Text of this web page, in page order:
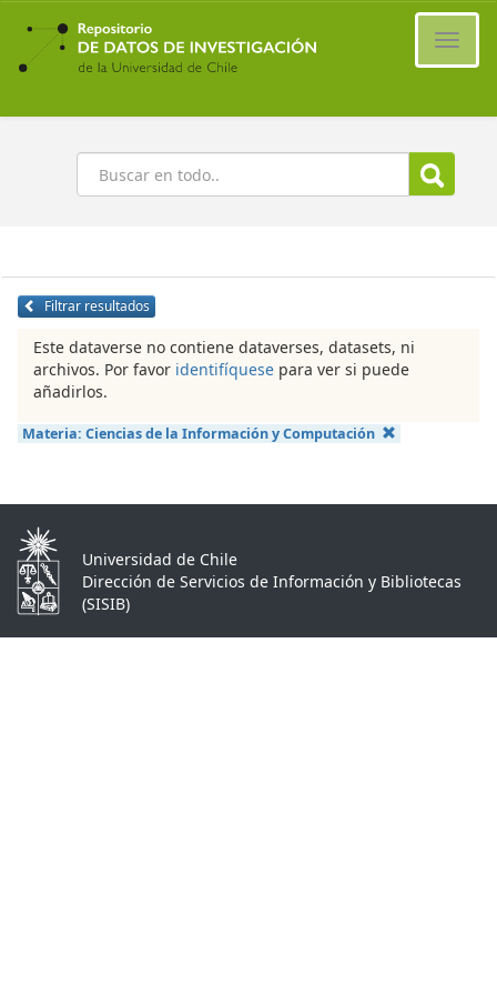
Ir
contenido
principal
Buscar
Filtrar resultados
Este dataverse no contiene dataverses, datasets, ni
archivos. Por favor identifíquese para ver si puede
añadirlos.
Materia: Ciencias de la Información y Computación
Universidad de Chile
Dirección de Servicios de Información y Bibliotecas
(SISIB)